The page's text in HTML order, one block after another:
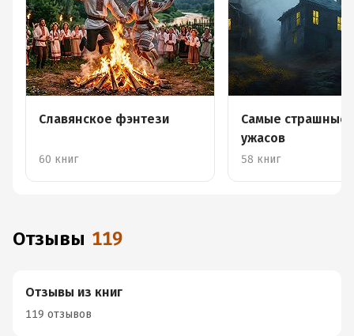
Славянское фэнтези
60 книг
Самые страшные
ужасов
58 книг
Отзывы 119
Отзывы из книг
119 отзывов